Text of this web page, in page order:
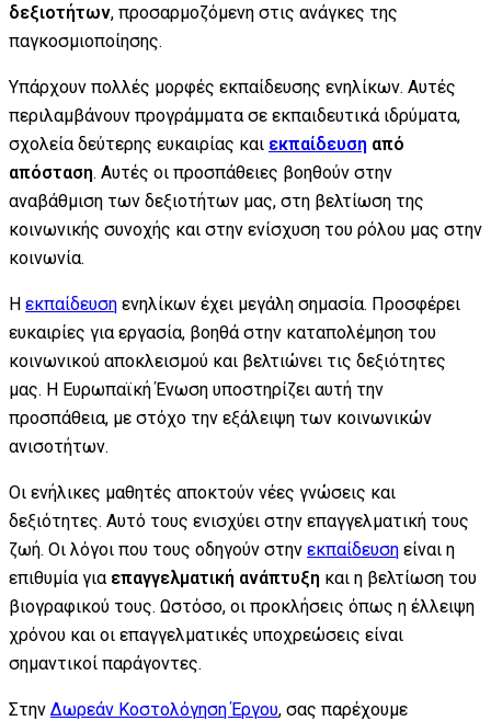
δεξιοτήτων, προσαρμοζόμενη στις ανάγκες της
παγκοσμιοποίησης.
Υπάρχουν πολλές μορφές εκπαίδευσης ενηλίκων. Αυτές
περιλαμβάνουν προγράμματα σε εκπαιδευτικά ιδρύματα,
σχολεία δεύτερης ευκαιρίας και εκπαίδευση από
απόσταση. Αυτές οι προσπάθειες βοηθούν στην
αναβάθμιση των δεξιοτήτων μας, στη βελτίωση της
κοινωνικής συνοχής και στην ενίσχυση του ρόλου μας στην
κοινωνία.
Η εκπαίδευση ενηλίκων έχει μεγάλη σημασία. Προσφέρει
ευκαιρίες για εργασία, βοηθά στην καταπολέμηση του
κοινωνικού αποκλεισμού και βελτιώνει τις δεξιότητες
μας. Η Ευρωπαϊκή Ένωση υποστηρίζει αυτή την
προσπάθεια, με στόχο την εξάλειψη των κοινωνικών
ανισοτήτων.
Οι ενήλικες μαθητές αποκτούν νέες γνώσεις και
δεξιότητες. Αυτό τους ενισχύει στην επαγγελματική τους
ζωή. Οι λόγοι που τους οδηγούν στην εκπαίδευση είναι η
επιθυμία για επαγγελματική ανάπτυξη και η βελτίωση του
βιογραφικού τους. Ωστόσο, οι προκλήσεις όπως η έλλειψη
χρόνου και οι επαγγελματικές υποχρεώσεις είναι
σημαντικοί παράγοντες.
Στην Δωρεάν Κοστολόγηση Έργου, σας παρέχουμε